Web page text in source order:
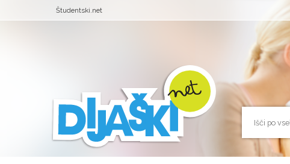
Študentski.net